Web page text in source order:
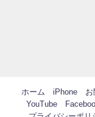
ホーム iPhone お
YouTube